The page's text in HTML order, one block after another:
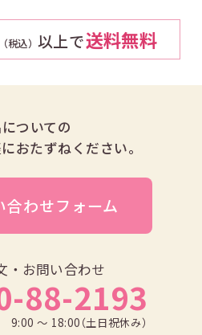
（税込） 以上で送料無料
ついての
おたずねください。
・お問い合わせ
88-2193
9:00 ～ 18:00（土日祝休み）
合わせフォーム